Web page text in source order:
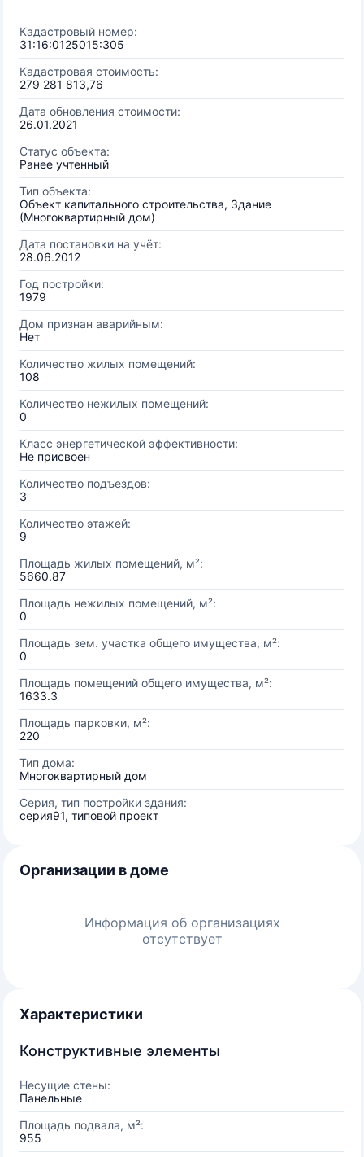
Кадастровый номер:
31:16:0125015:305
Кадастровая стоимость:
279 281 813,76
Дата обновления стоимости:
26.01.2021
Статус объекта:
Ранее учтенный
Тип объекта:
Объект капитального строительства, Здание
(Многоквартирный дом)
Дата постановки на учёт:
28.06.2012
Год постройки:
1979
Дом признан аварийным:
Нет
Количество жилых помещений:
108
Количество нежилых помещений:
0
Класс энергетической эффективности:
Не присвоен
Количество подъездов:
3
Количество этажей:
9
Площадь жилых помещений, м²:
5660.87
Площадь нежилых помещений, м²:
0
Площадь зем. участка общего имущества, м²:
0
Площадь помещений общего имущества, м²:
1633.3
Площадь парковки, м²:
220
Тип дома:
Многоквартирный дом
Серия, тип постройки здания:
серия91, типовой проект
Организации в доме
Информация об организациях
отсутствует
Характеристики
Конструктивные элементы
Несущие стены:
Панельные
Площадь подвала, м²:
955